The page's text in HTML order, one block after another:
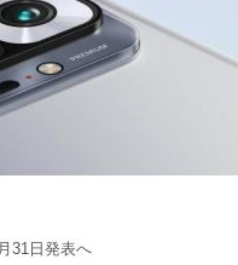
31日発表へ